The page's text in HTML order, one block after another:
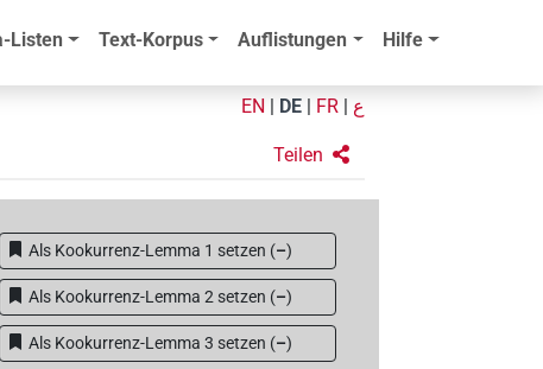
Listen Text-Korpus Auflistungen Hilfe
EN DE FR ع
Teilen
Als Kookurrenz-Lemma 1 setzen (–)
Als Kookurrenz-Lemma 2 setzen (–)
Als Kookurrenz-Lemma 3 setzen (–)